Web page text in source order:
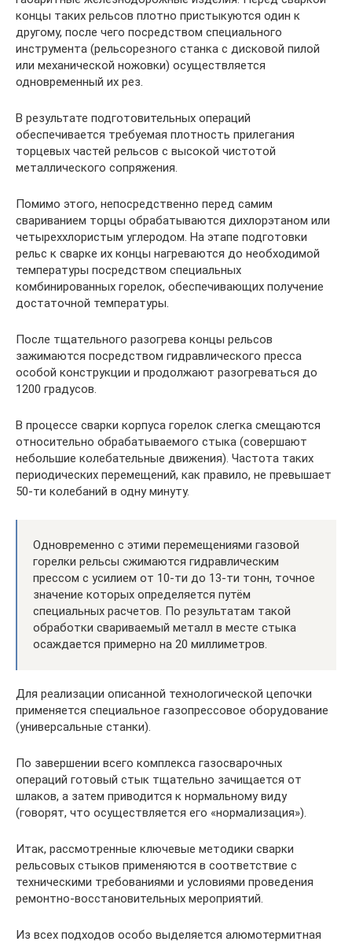
концы таких рельсов плотно пристыкуются один к
другому, после чего посредством специального
инструмента (рельсорезного станка с дисковой пилой
или механической ножовки) осуществляется
одновременный их рез.
В результате подготовительных операций
обеспечивается требуемая плотность прилегания
торцевых частей рельсов с высокой чистотой
металлического сопряжения.
Помимо этого, непосредственно перед самим
свариванием торцы обрабатываются дихлорэтаном или
четыреххлористым углеродом. На этапе подготовки
рельс к сварке их концы нагреваются до необходимой
температуры посредством специальных
комбинированных горелок, обеспечивающих получение
достаточной температуры.
После тщательного разогрева концы рельсов
зажимаются посредством гидравлического пресса
особой конструкции и продолжают разогреваться до
1200 градусов.
В процессе сварки корпуса горелок слегка смещаются
относительно обрабатываемого стыка (совершают
небольшие колебательные движения). Частота таких
периодических перемещений, как правило, не превышает
50-ти колебаний в одну минуту.
Одновременно с этими перемещениями газовой
горелки рельсы сжимаются гидравлическим
прессом с усилием от 10-ти до 13-ти тонн, точное
значение которых определяется путём
специальных расчетов. По результатам такой
обработки свариваемый металл в месте стыка
осаждается примерно на 20 миллиметров.
Для реализации описанной технологической цепочки
применяется специальное газопрессовое оборудование
(универсальные станки).
По завершении всего комплекса газосварочных
операций готовый стык тщательно зачищается от
шлаков, а затем приводится к нормальному виду
(говорят, что осуществляется его «нормализация»).
Итак, рассмотренные ключевые методики сварки
рельсовых стыков применяются в соответствие с
техническими требованиями и условиями проведения
ремонтно-восстановительных мероприятий.
Из всех подходов особо выделяется алюмотермитная